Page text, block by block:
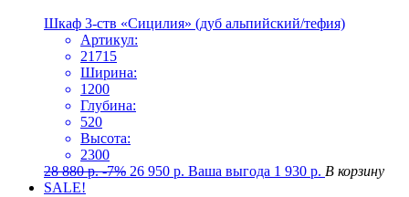
Шкаф 3-ств «Сицилия» (дуб альпийский/тефия)
Артикул:
21715
Ширина:
1200
Глубина:
520
Высота:
2300
28 880р. -7% 26 950 р. Ваша выгода 1 930 р. В корзину
SALE!